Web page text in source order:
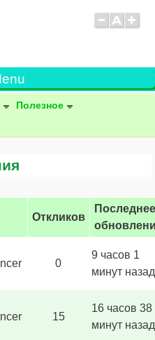
Полезное
Откликов
Последнее
0
9 часов 1
минут назад
15
16 часов 38
минут назад